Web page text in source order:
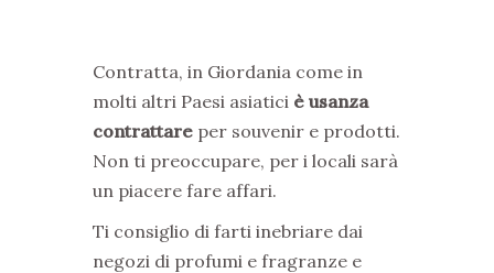
Contratta, in Giordania come in
molti altri Paesi asiatici è usanza
contrattare per souvenir e prodotti.
Non ti preoccupare, per i locali sarà
un piacere fare affari.
Ti consiglio di farti inebriare dai
negozi di profumi e fragranze e